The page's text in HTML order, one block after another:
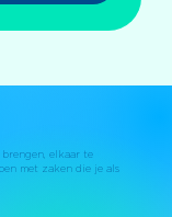
brengen, elkaar te
met zaken die je als